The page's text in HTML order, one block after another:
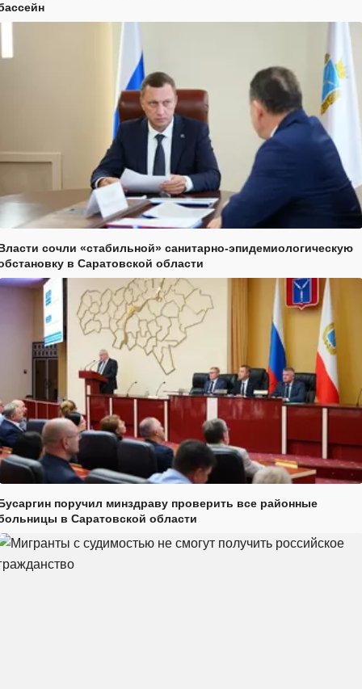
сочли «стабильной» санитарно-эпидемиологическую
в Саратовской области
поручил минздраву проверить все районные
в Саратовской области